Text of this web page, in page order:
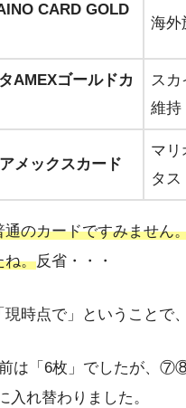
CARD GOLD
海外
ゴールドカ
スカ
維持
ックスカード
マリ
タス
通のカードですみません
ね。反省・・・
現時点で」ということで
は「6枚」でしたが、
入れ替わりました。